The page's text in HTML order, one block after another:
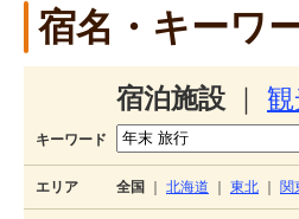
宿名・キーワ
宿泊施設
キーワード
エリア 全国 北海道 東北 関